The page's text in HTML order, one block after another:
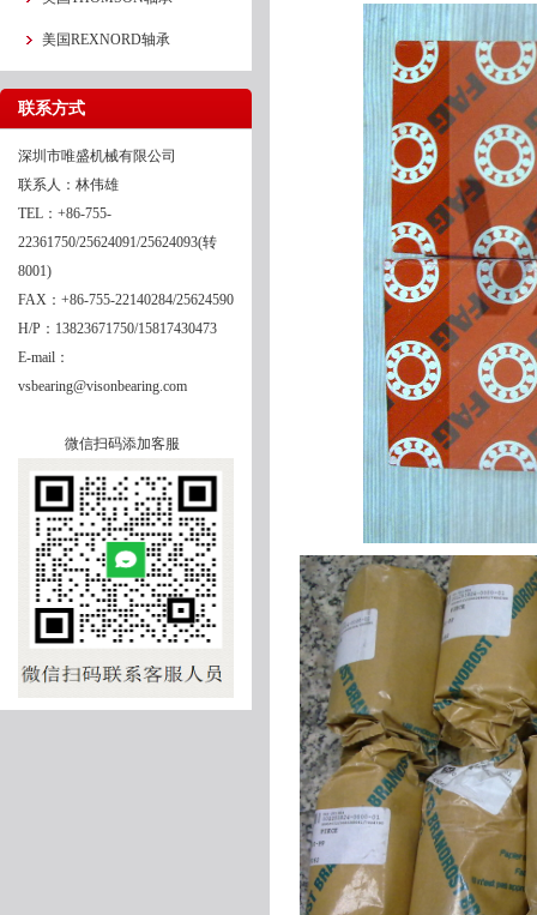
美国REXNORD轴承
联系方式
深圳市唯盛机械有限公司
联系人：林伟雄
TEL：+86-755-
22361750/25624091/25624093(转
8001)
FAX：+86-755-22140284/25624590
H/P：13823671750/15817430473
E-mail：
vsbearing@visonbearing.com
微信扫码添加客服